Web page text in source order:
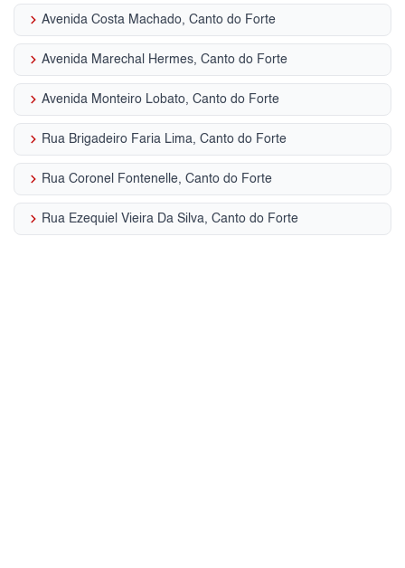
keyboard_arrow_right Avenida Costa Machado, Canto do Forte
keyboard_arrow_right Avenida Marechal Hermes, Canto do Forte
keyboard_arrow_right Avenida Monteiro Lobato, Canto do Forte
keyboard_arrow_right Rua Brigadeiro Faria Lima, Canto do Forte
keyboard_arrow_right Rua Coronel Fontenelle, Canto do Forte
keyboard_arrow_right Rua Ezequiel Vieira Da Silva, Canto do Forte